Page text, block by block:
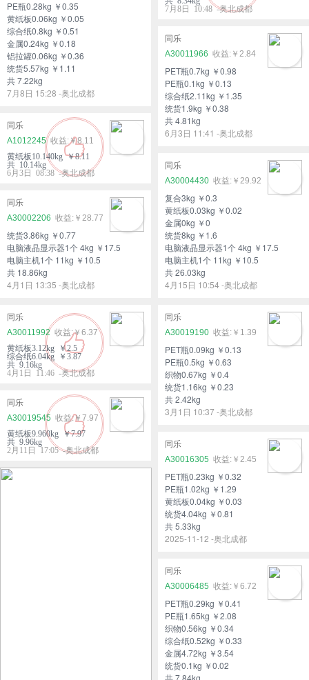
PE瓶0.28kg ￥0.35
黄纸板0.06kg ￥0.05
综合纸0.8kg ￥0.51
金属0.24kg ￥0.18
铝拉罐0.06kg ￥0.36
统货5.57kg ￥1.11
共 7.22kg
7月8日 15:28 -奥北成都
7月8日 10:48 -奥北成都
同乐
A30011966
￥2.84
PET瓶0.7kg ￥0.98
PE瓶0.1kg ￥0.13
综合纸2.11kg ￥1.35
统货1.9kg ￥0.38
共 4.81kg
6月3日 11:41 -奥北成都
同乐
A1012245
￥8.11
黄纸板10.140kg ￥8.11
共 10.14kg
6月3日 08:38 -奥北成都
同乐
A30004430
￥29.92
复合3kg ￥0.3
黄纸板0.03kg ￥0.02
金属0kg ￥0
统货8kg ￥1.6
电脑液晶显示器1个 4kg ￥17.5
电脑主机1个 11kg ￥10.5
共 26.03kg
4月15日 10:54 -奥北成都
同乐
A30002206
￥28.77
统货3.86kg ￥0.77
电脑液晶显示器1个 4kg ￥17.5
电脑主机1个 11kg ￥10.5
共 18.86kg
4月1日 13:35 -奥北成都
同乐
A30011992
￥6.37
黄纸板3.12kg ￥2.5
综合纸6.04kg ￥3.87
共 9.16kg
4月1日 11:46 -奥北成都
同乐
A30019190
￥1.39
PET瓶0.09kg ￥0.13
PE瓶0.5kg ￥0.63
织物0.67kg ￥0.4
统货1.16kg ￥0.23
共 2.42kg
3月1日 10:37 -奥北成都
同乐
A30019545
￥7.97
黄纸板9.960kg ￥7.97
共 9.96kg
2月11日 17:05 -奥北成都
同乐
A30016305
￥2.45
PET瓶0.23kg ￥0.32
PE瓶1.02kg ￥1.29
黄纸板0.04kg ￥0.03
统货4.04kg ￥0.81
共 5.33kg
2025-11-12 -奥北成都
同乐
A30006485
￥6.72
PET瓶0.29kg ￥0.41
PE瓶1.65kg ￥2.08
织物0.56kg ￥0.34
综合纸0.52kg ￥0.33
金属4.72kg ￥3.54
统货0.1kg ￥0.02
共 7.84kg